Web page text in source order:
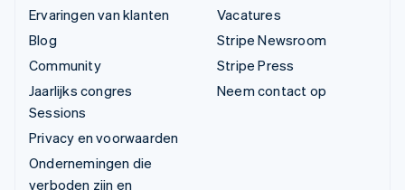
Ervaringen van klanten
Blog
Community
Jaarlijks congres
Sessions
Privacy en voorwaarden
Ondernemingen die
verboden zijn en
Vacatures
Stripe Newsroom
Stripe Press
Neem contact op